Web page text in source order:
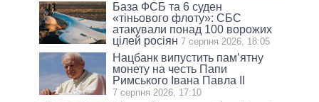
База ФСБ та 6 суден
«тіньового флоту»: СБС
атакували понад 100 ворожих
цілей росіян 7 серпня 2026, 18:05
Нацбанк випустить пам’ятну
монету на честь Папи
Римського Івана Павла II
7 серпня 2026, 17:10